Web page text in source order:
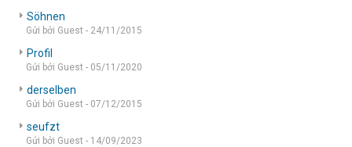
Söhnen
Gửi bởi Guest - 24/11/2015
Profil
Gửi bởi Guest - 05/11/2020
derselben
Gửi bởi Guest - 07/12/2015
seufzt
Gửi bởi Guest - 14/09/2023